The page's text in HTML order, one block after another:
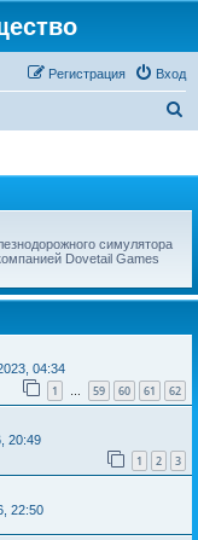
Вход
Регистрация
симулятора
Dovetail Games
04:34
1 … 59 60 61 62
20:49
1 2 3
22:50